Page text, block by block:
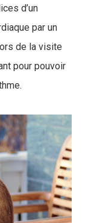
d’un
par un
de la visite
pour pouvoir